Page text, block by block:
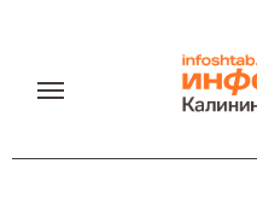
содержанию